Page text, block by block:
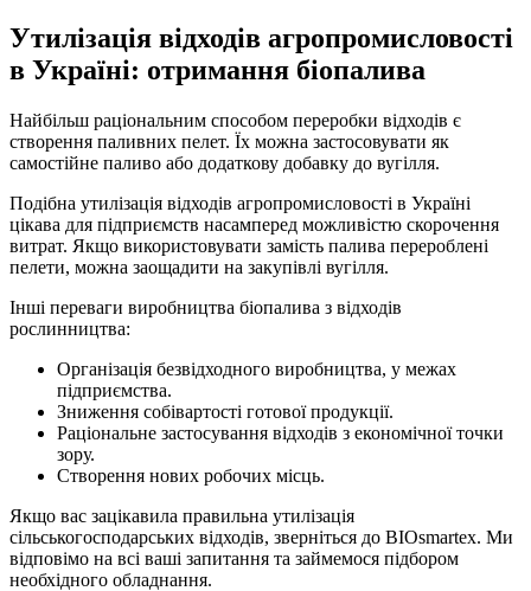
Утилізація відходів агропромисловості
в Україні: отримання біопалива
Найбільш раціональним способом переробки відходів є
створення паливних пелет. Їх можна застосовувати як
самостійне паливо або додаткову добавку до вугілля.
Подібна утилізація відходів агропромисловості в Україні
цікава для підприємств насамперед можливістю скорочення
витрат. Якщо використовувати замість палива перероблені
пелети, можна заощадити на закупівлі вугілля.
Інші переваги виробництва біопалива з відходів
рослинництва:
Організація безвідходного виробництва, у межах
підприємства.
Зниження собівартості готової продукції.
Раціональне застосування відходів з економічної точки
зору.
Створення нових робочих місць.
Якщо вас зацікавила правильна утилізація
сільськогосподарських відходів, зверніться до BIOsmartex. Ми
відповімо на всі ваші запитання та займемося підбором
необхідного обладнання.